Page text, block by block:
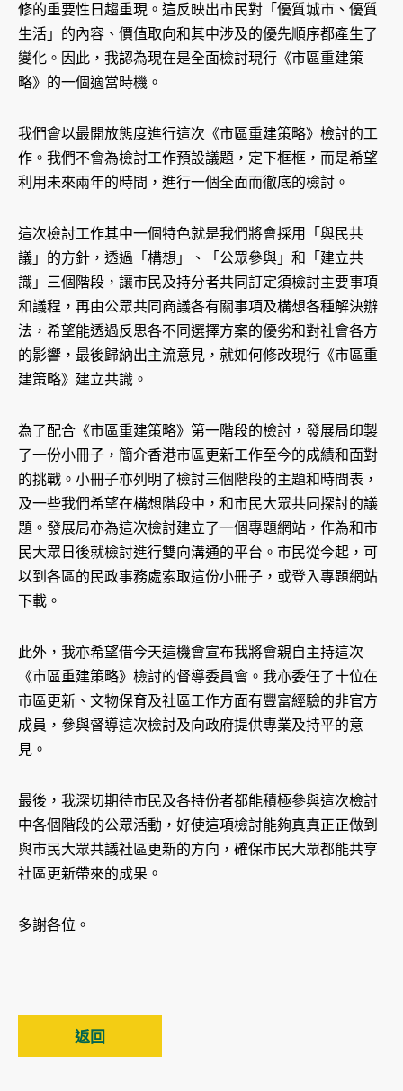
修的重要性日趨重現。這反映出市民對「優質城市、優質
生活」的內容、價值取向和其中涉及的優先順序都產生了
變化。因此，我認為現在是全面檢討現行《市區重建策
略》的一個適當時機。
我們會以最開放態度進行這次《市區重建策略》檢討的工
作。我們不會為檢討工作預設議題，定下框框，而是希望
利用未來兩年的時間，進行一個全面而徹底的檢討。
這次檢討工作其中一個特色就是我們將會採用「與民共
議」的方針，透過「構想」、「公眾參與」和「建立共
識」三個階段，讓市民及持分者共同訂定須檢討主要事項
和議程，再由公眾共同商議各有關事項及構想各種解決辦
法，希望能透過反思各不同選擇方案的優劣和對社會各方
的影響，最後歸納出主流意見，就如何修改現行《市區重
建策略》建立共識。
為了配合《市區重建策略》第一階段的檢討，發展局印製
了一份小冊子，簡介香港市區更新工作至今的成績和面對
的挑戰。小冊子亦列明了檢討三個階段的主題和時間表，
及一些我們希望在構想階段中，和市民大眾共同探討的議
題。發展局亦為這次檢討建立了一個專題網站，作為和市
民大眾日後就檢討進行雙向溝通的平台。市民從今起，可
以到各區的民政事務處索取這份小冊子，或登入專題網站
下載。
此外，我亦希望借今天這機會宣布我將會親自主持這次
《市區重建策略》檢討的督導委員會。我亦委任了十位在
市區更新、文物保育及社區工作方面有豐富經驗的非官方
成員，參與督導這次檢討及向政府提供專業及持平的意
見。
最後，我深切期待市民及各持份者都能積極參與這次檢討
中各個階段的公眾活動，好使這項檢討能夠真真正正做到
與市民大眾共議社區更新的方向，確保市民大眾都能共享
社區更新帶來的成果。
多謝各位。
返回